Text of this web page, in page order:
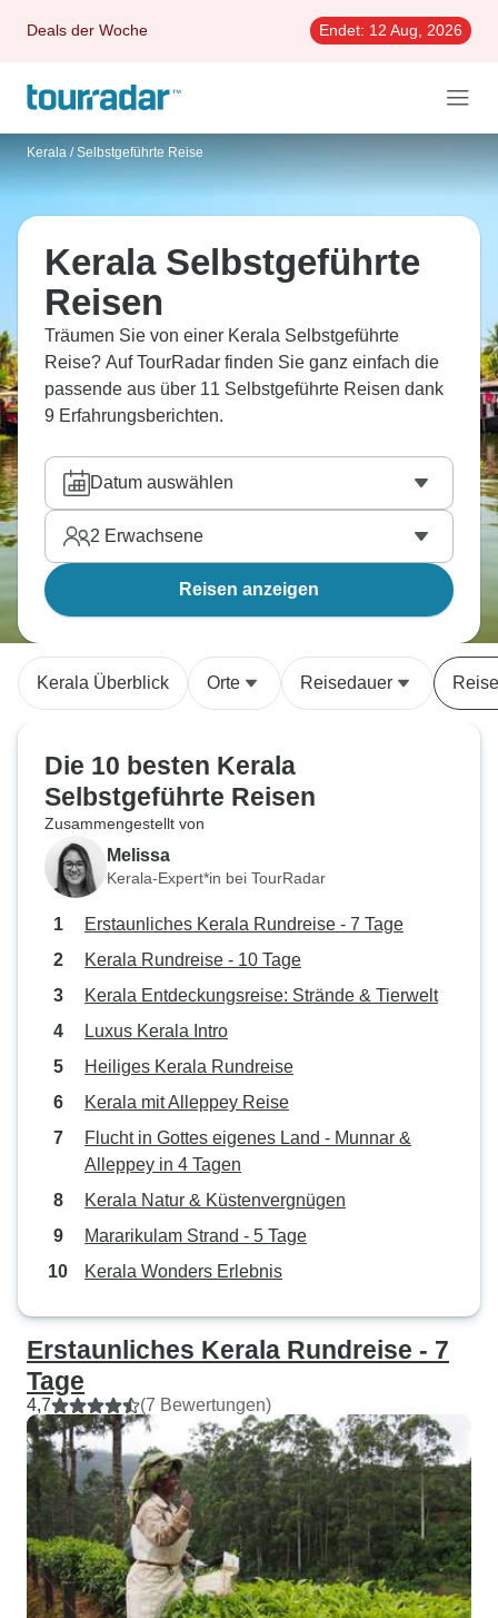
Deals der Woche Endet: 12 Aug, 2026
Kerala / Selbstgeführte Reise
Kerala Selbstgeführte
Reisen
Träumen Sie von einer Kerala Selbstgeführte
Reise? Auf TourRadar finden Sie ganz einfach die
passende aus über 11 Selbstgeführte Reisen dank
9 Erfahrungsberichten.
Datum auswählen
2 Erwachsene
Reisen anzeigen
Kerala Überblick Orte Reisedauer
Die 10 besten Kerala
Selbstgeführte Reisen
Zusammengestellt von
Melissa
Kerala-Expert*in bei TourRadar
Erstaunliches Kerala Rundreise - 7 Tage
Kerala Rundreise - 10 Tage
Kerala Entdeckungsreise: Strände & Tierwelt
Luxus Kerala Intro
Heiliges Kerala Rundreise
Kerala mit Alleppey Reise
Flucht in Gottes eigenes Land - Munnar &
Alleppey in 4 Tagen
Kerala Natur & Küstenvergnügen
Mararikulam Strand - 5 Tage
Kerala Wonders Erlebnis
Erstaunliches Kerala Rundreise - 7
Tage
4,7 (7 Bewertungen)